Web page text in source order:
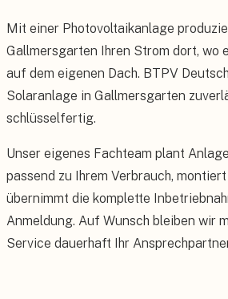
Mit einer Photovoltaikanlage
Gallmersgarten Ihren Strom dort, wo
auf dem eigenen Dach. BTPV
Solaranlage in Gallmersgarten
schlüsselfertig.
Unser eigenes Fachteam plant
passend zu Ihrem Verbrauch,
übernimmt die komplette
Anmeldung. Auf Wunsch bleiben wir
Service dauerhaft Ihr